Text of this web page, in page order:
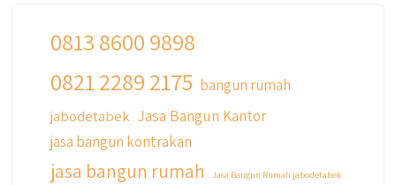
qyusipersada
3 years ago
Siapa yang udah masuk List untuk Bangun
dan Renovasi rumah Di @qyusipersada
0813 8600 9898
0821 2289 2175 bangun rumah
jabodetabek Jasa Bangun Kantor
jasa bangun kontrakan
jasa bangun rumah Jasa Bangun Rumah jabodetabek